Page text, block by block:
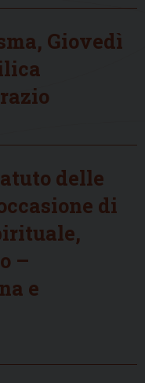
Giovedì
delle
di
–
e